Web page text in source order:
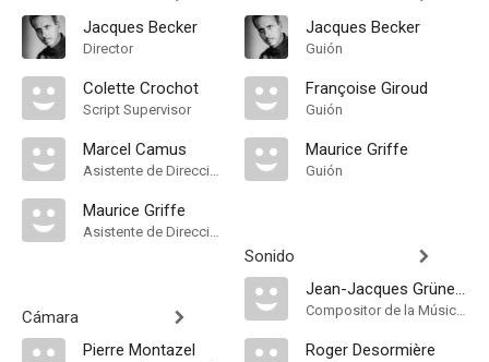
Jacques Becker
Director
Colette Crochot
Script Supervisor
Marcel Camus
Asistente de Dirección
Maurice Griffe
Asistente de Dirección
Cámara
Pierre Montazel
Jacques Becker
Guión
Françoise Giroud
Guión
Maurice Griffe
Guión
Sonido
Jean-Jacques Grünenwald
Compositor de la Música Original, Música
Roger Desormière